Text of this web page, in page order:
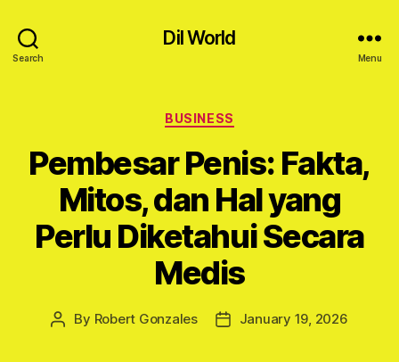
Search
Dil World
Menu
Categories
BUSINESS
Pembesar Penis: Fakta,
Mitos, dan Hal yang
Perlu Diketahui Secara
Medis
Post
By Robert Gonzales
PostJanuary 19, 2026